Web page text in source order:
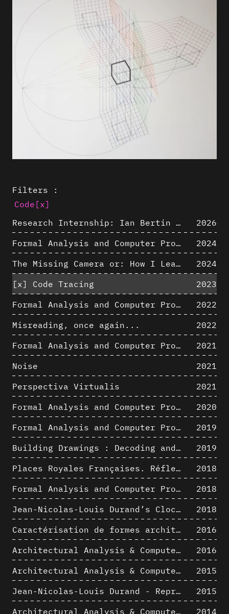
Filters :
Code [x]
Research Internship: Ian Bertin (IMT Mines Alès)
2026
Formal Analysis and Computer Process - Algorithmic Music III/III
2024
The Missing Camera or: How I Learned to Stop Worrying and Love Oblique Projection
2024
[x]
Code Tracing
2023
Formal Analysis and Computer Process - Algorithmic Music II/III
2022
Misreading, once again...
2022
Formal Analysis and Computer Process - Algorithmic Music I/III
2021
Noise
2021
Perspectiva Virtualis
2021
Formal Analysis and Computer Process - The Algorists
2020
Formal Analysis and Computer Process - Medley II/II
2019
Building Drawings : Decoding and Recoding the Graphic Projection Algorithm in Architectural Representation
2019
Places Royales Françaises. Réflexion d’une logique d’édification à travers une corrélation entre une analyse sémantique et un signal géométrique
2018
Formal Analysis and Computer Process - Medley I/II
2018
Jean-Nicolas-Louis Durand’s Clockwork
2018
Caractérisation de formes architecturales. Une approche expérimentale intégrant complexité et intelligibilité des représentations numériques
2016
Architectural Analysis & Computer Process IV
2016
Architectural Analysis & Computer Process III
2015
Jean-Nicolas-Louis Durand - Representation as Instrument
2015
Architectural Analysis & Computer Process II
2014